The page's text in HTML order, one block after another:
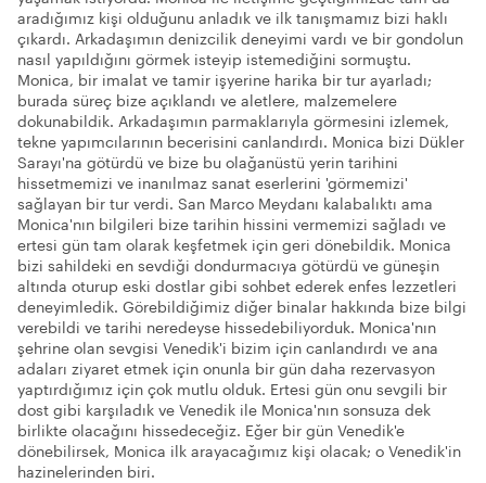
aradığımız kişi olduğunu anladık ve ilk tanışmamız bizi haklı
çıkardı. Arkadaşımın denizcilik deneyimi vardı ve bir gondolun
nasıl yapıldığını görmek isteyip istemediğini sormuştu.
Monica, bir imalat ve tamir işyerine harika bir tur ayarladı;
burada süreç bize açıklandı ve aletlere, malzemelere
dokunabildik. Arkadaşımın parmaklarıyla görmesini izlemek,
tekne yapımcılarının becerisini canlandırdı. Monica bizi Dükler
Sarayı'na götürdü ve bize bu olağanüstü yerin tarihini
hissetmemizi ve inanılmaz sanat eserlerini 'görmemizi'
sağlayan bir tur verdi. San Marco Meydanı kalabalıktı ama
Monica'nın bilgileri bize tarihin hissini vermemizi sağladı ve
ertesi gün tam olarak keşfetmek için geri dönebildik. Monica
bizi sahildeki en sevdiği dondurmacıya götürdü ve güneşin
altında oturup eski dostlar gibi sohbet ederek enfes lezzetleri
deneyimledik. Görebildiğimiz diğer binalar hakkında bize bilgi
verebildi ve tarihi neredeyse hissedebiliyorduk. Monica'nın
şehrine olan sevgisi Venedik'i bizim için canlandırdı ve ana
adaları ziyaret etmek için onunla bir gün daha rezervasyon
yaptırdığımız için çok mutlu olduk. Ertesi gün onu sevgili bir
dost gibi karşıladık ve Venedik ile Monica'nın sonsuza dek
birlikte olacağını hissedeceğiz. Eğer bir gün Venedik'e
dönebilirsek, Monica ilk arayacağımız kişi olacak; o Venedik'in
hazinelerinden biri.